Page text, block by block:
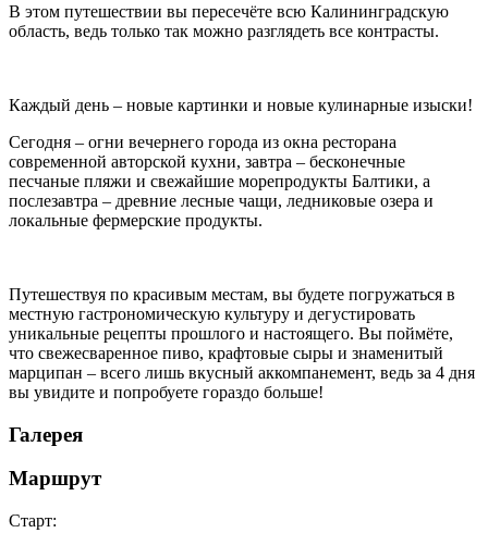
В этом путешествии вы пересечёте всю Калининградскую
область, ведь только так можно разглядеть все контрасты.
Каждый день – новые картинки и новые кулинарные изыски!
Сегодня – огни вечернего города из окна ресторана
современной авторской кухни, завтра – бесконечные
песчаные пляжи и свежайшие морепродукты Балтики, а
послезавтра – древние лесные чащи, ледниковые озера и
локальные фермерские продукты.
Путешествуя по красивым местам, вы будете погружаться в
местную гастрономическую культуру и дегустировать
уникальные рецепты прошлого и настоящего. Вы поймёте,
что свежесваренное пиво, крафтовые сыры и знаменитый
марципан – всего лишь вкусный аккомпанемент, ведь за 4 дня
вы увидите и попробуете гораздо больше!
Галерея
Маршрут
Старт: